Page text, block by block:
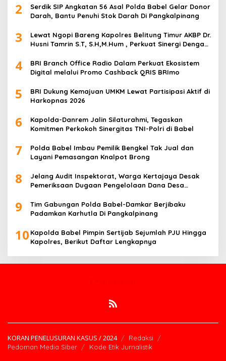
2
Serdik SIP Angkatan 56 Asal Polda Babel Gelar Donor
Darah, Bantu Penuhi Stok Darah Di Pangkalpinang
3
Lewat Ngopi Bareng Kapolres Belitung Timur AKBP Dr.
Husni Tamrin S.T, S.H,M.Hum , Perkuat Sinergi Dengan
4
BRI Branch Office Radio Dalam Perkuat Ekosistem
Digital melalui Promo Cashback QRIS BRImo
5
BRI Dukung Kemajuan UMKM Lewat Partisipasi Aktif di
Harkopnas 2026
6
Kapolda-Danrem Jalin Silaturahmi, Tegaskan
Komitmen Perkokoh Sinergitas TNI-Polri di Babel
7
Polda Babel Imbau Pemilik Bengkel Tak Jual dan
Layani Pemasangan Knalpot Brong
8
Jelang Audit Inspektorat, Warga Kertajaya Desak
Pemeriksaan Dugaan Pengelolaan Dana Desa
9
Tim Gabungan Polda Babel-Damkar Berjibaku
Padamkan Karhutla Di Pangkalpinang
10 Kapolda Babel Pimpin Sertijab Sejumlah PJU Hingga
Kapolres, Berikut Daftar Lengkapnya
KORAN PENELUSURAN KASUS / 2024
Redaksi
Pedoman Media Siber
Kode Etik Jurnalistik